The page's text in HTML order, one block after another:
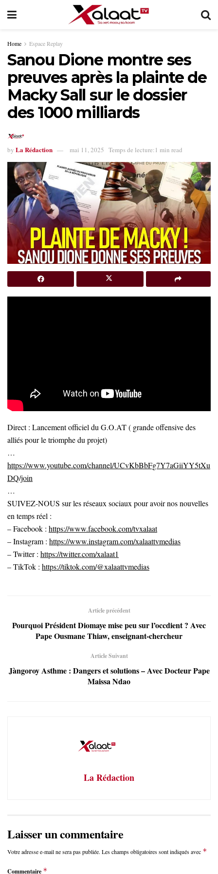
Home Espace Replay
Sanou Dione montre ses
preuves après la plainte de
Macky Sall sur le dossier
des 1000 milliards
by La Rédaction mai 11, 2025 Temps de lecture:1 min read
Direct : Lancement officiel du G.O.AT ( grande offensive des
alliés pour le triomphe du projet)
…
https://www.youtube.com/channel/UCvKbBbFg7Y7aGiiYY5tXu
DQ/join
…
SUIVEZ-NOUS sur les réseaux sociaux pour avoir nos nouvelles
en temps réel :
– Facebook : https://www.facebook.com/tvxalaat
– Instagram : https://www.instagram.com/xalaattvmedias
– Twitter : https://twitter.com/xalaat1
– TikTok : https://tiktok.com/@xalaattvmedias
Article précédent
Pourquoi Président Diomaye mise peu sur l’occdient ? Avec
Pape Ousmane Thiaw, enseignant-chercheur
Article Suivant
Jàngoroy Asthme : Dangers et solutions – Avec Docteur Pape
Maissa Ndao
La Rédaction
Laisser un commentaire
Votre adresse e-mail ne sera pas publiée. Les champs obligatoires sont indiqués avec *
Commentaire *